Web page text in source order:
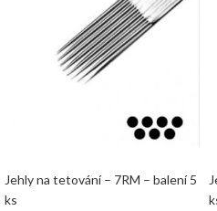
Jehly na tetování – 7RM – balení 5
ks